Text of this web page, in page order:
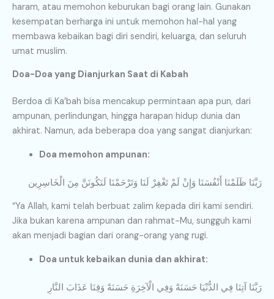
haram, atau memohon keburukan bagi orang lain. Gunakan
kesempatan berharga ini untuk memohon hal-hal yang
membawa kebaikan bagi diri sendiri, keluarga, dan seluruh
umat muslim.
Doa-Doa yang Dianjurkan Saat di Kabah
Berdoa di Ka’bah bisa mencakup permintaan apa pun, dari
ampunan, perlindungan, hingga harapan hidup dunia dan
akhirat. Namun, ada beberapa doa yang sangat dianjurkan:
Doa memohon ampunan:
رَبَّنَا ظَلَمْنَا أَنْفُسَنَا وَإِنْ لَمْ تَغْفِرْ لَنَا وَتَرْحَمْنَا لَنَكُونَنَّ مِنَ الْخَاسِرِين
“Ya Allah, kami telah berbuat zalim kepada diri kami sendiri.
Jika bukan karena ampunan dan rahmat-Mu, sungguh kami
akan menjadi bagian dari orang-orang yang rugi.
Doa untuk kebaikan dunia dan akhirat:
رَبَّنَا آتِنَا فِي الدُّنْيَا حَسَنَةً وَفِي الْآخِرَةِ حَسَنَةً وَقِنَا عَذَابَ النَّارِ